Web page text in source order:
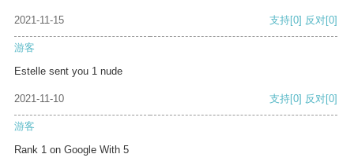
2021-11-15 支持[0] 反对[0]
游客
Estelle sent you 1 nude
2021-11-10 支持[0] 反对[0]
游客
Rank 1 on Google With 5